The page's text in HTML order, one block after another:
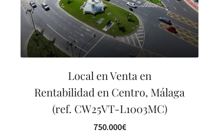
Local en Venta en
Rentabilidad en Centro, Málaga
(ref. CW25VT-L1003MC)
750.000€